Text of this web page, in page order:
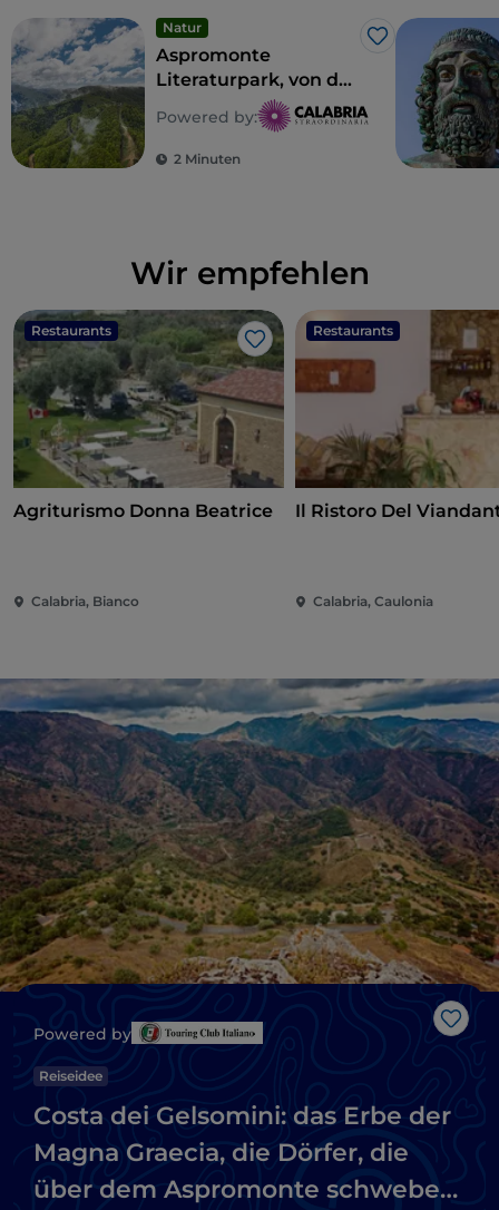
Natur
Like
Aspromonte
Literaturpark, von der
Grand Tour zu den
kalabrischen
Schriftstellern des 20.
Powered by:
2 Minuten
Wir empfehlen
Restaurants
Like
Agriturismo Donna Beatrice
Calabria, Bianco
Restaurants
Il Ristoro Del
Calabria, Caulonia
Like
Powered by
Reiseidee
Costa dei Gelsomini: das Erbe der
Magna Graecia, die Dörfer, die
über dem Aspromonte schweben,